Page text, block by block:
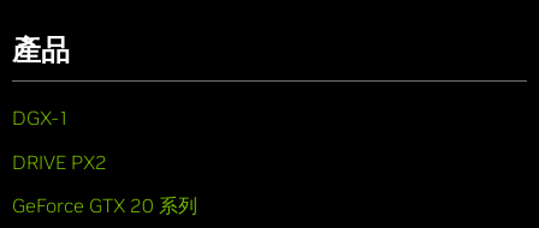
產品
DGX-1
DRIVE PX2
GeForce GTX 20 系列